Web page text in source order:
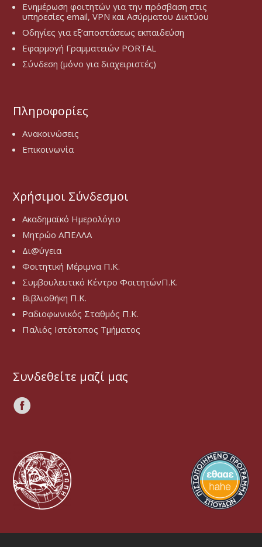
Ενημέρωση φοιτητών για την πρόσβαση στις
υπηρεσίες email, VPN και Ασύρματου Δικτύου
Οδηγίες για εξ’αποστάσεως εκπαιδεύση
Εφαρμογή Γραμματειών PORTAL
Σύνδεση (μόνο για διαχειριστές)
Πληροφορίες
Ανακοινώσεις
Επικοινωνία
Χρήσιμοι Σύνδεσμοι
Ακαδημαϊκό Ημερολόγιο
Μητρώο ΑΠΕΛΛΑ
Δι@ύγεια
Φοιτητική Μέριμνα Π.Κ.
Συμβουλευτικό Κέντρο ΦοιτητώνΠ.Κ.
Βιβλιοθήκη Π.Κ.
Ραδιοφωνικός Σταθμός Π.Κ.
Παλιός Ιστότοπος Τμήματος
Συνδεθείτε μαζί μας